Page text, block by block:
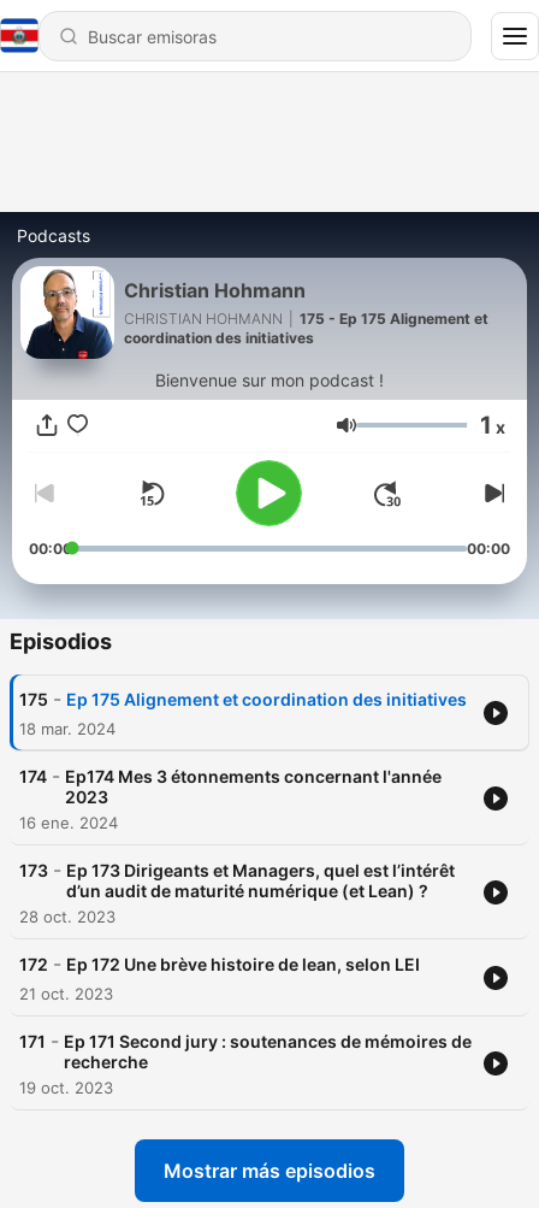
Podcasts
Christian Hohmann
CHRISTIAN HOHMANN
175 - Ep 175 Alignement et
coordination des initiatives
Bienvenue sur mon podcast !
Volumen 1 x
00:00 00:00
Episodios
175 - Ep 175 Alignement et coordination des initiatives
18 mar. 2024
174 - Ep174 Mes 3 étonnements concernant l'année
2023
16 ene. 2024
173 - Ep 173 Dirigeants et Managers, quel est l’intérêt
d’un audit de maturité numérique (et Lean) ?
28 oct. 2023
172 - Ep 172 Une brève histoire de lean, selon LEI
21 oct. 2023
171 - Ep 171 Second jury : soutenances de mémoires de
recherche
19 oct. 2023
Mostrar más episodios